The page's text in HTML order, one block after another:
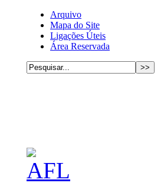
Arquivo
Mapa do Site
Ligações Úteis
Área Reservada